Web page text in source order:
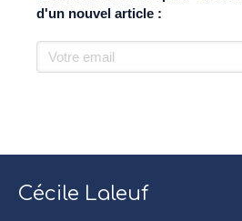
d'un nouvel article :
Votre email
Cécile Laleuf